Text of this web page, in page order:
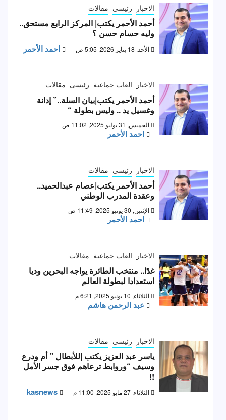
الاخبار رئيسى مقالات
أحمد الأحمر يكتب| المركز الرابع مستحق..
وليه حسام حسن ؟
الأحد, 18 يناير 2026, 5:05 ص احمد الأحمر
الاخبار العاب جماعية رئيسى مقالات
أحمد الأحمر يكتب|بيان السلة..” إدانة
وغسيل يد .. وليس بطولة “
الخميس, 31 يوليو 2025, 11:02 ص
احمد الأحمر
الاخبار رئيسى مقالات
أحمد الأحمر يكتب|عصام عبدالحميد..
وعقدة المدرب الوطني
الإثنين, 30 يونيو 2025, 11:49 ص
احمد الأحمر
الاخبار العاب جماعية مقالات
غدًا.. منتخب الطائرة يواجه البحرين وديا
استعدادا لبطولة العالم
الثلاثاء, 10 يونيو 2025, 6:21 م
عبد الرحمن هاشم
الاخبار رئيسى مقالات
ياسر عبد العزيز يكتب |للأبطال ” أم ودرع
وسيف “وروابط ترعاهم فوق جسر الأمل
!!
الثلاثاء, 27 مايو 2025, 11:00 م kasnews